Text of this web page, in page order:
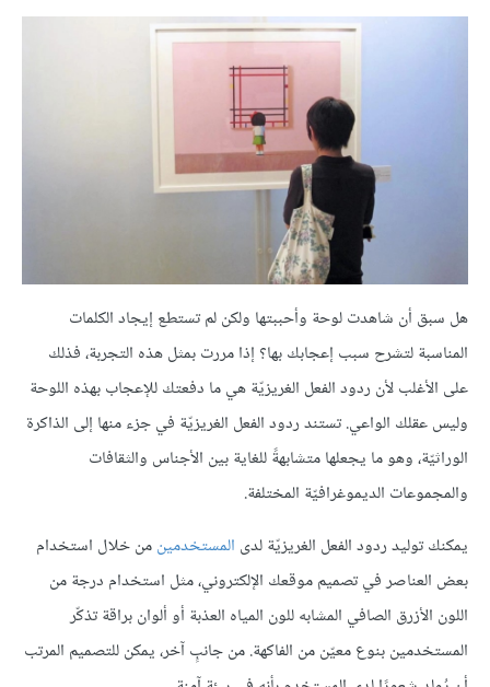
هل سبق أن شاهدت لوحة وأحببتها ولكن لم تستطع إيجاد الكلمات
المناسبة لتشرح سبب إعجابك بها؟ إذا مررت بمثل هذه التجربة، فذلك
على الأغلب لأن ردود الفعل الغريزيّة هي ما دفعتك للإعجاب بهذه اللوحة
وليس عقلك الواعي. تستند ردود الفعل الغريزيّة في جزء منها إلى الذاكرة
الوراثيّة، وهو ما يجعلها متشابهةً للغاية بين الأجناس والثقافات
والمجموعات الديموغرافيّة المختلفة.
يمكنك توليد ردود الفعل الغريزيّة لدى المستخدمينمن خلال استخدام
بعض العناصر في تصميم موقعك الإلكتروني، مثل استخدام درجة من
اللون الأزرق الصافي المشابه للون المياه العذبة أو ألوان براقة تذكّر
المستخدمين بنوع معيّن من الفاكهة. من جانبٍ آخر، يمكن للتصميم المرتب